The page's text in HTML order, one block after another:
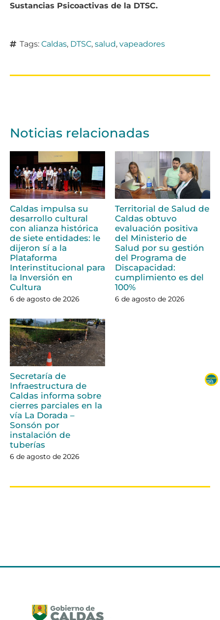
Sustancias Psicoactivas de la DTSC.
Tags: Caldas, DTSC, salud, vapeadores
Noticias relacionadas
Caldas impulsa su
desarrollo cultural
con alianza histórica
de siete entidades: le
dijeron sí a la
Plataforma
Interinstitucional para
la Inversión en
Cultura
6 de agosto de 2026
Territorial de Salud de
Caldas obtuvo
evaluación positiva
del Ministerio de
Salud por su gestión
del Programa de
Discapacidad:
cumplimiento es del
100%
6 de agosto de 2026
Secretaría de
Infraestructura de
Caldas informa sobre
cierres parciales en la
vía La Dorada –
Sonsón por
instalación de
tuberías
6 de agosto de 2026